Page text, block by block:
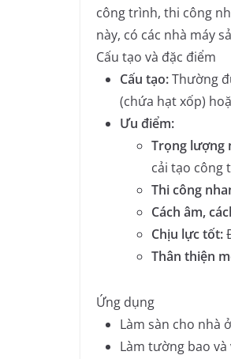
công trình, thi công
này, có các nhà máy
Cấu tạo và đặc điểm
Cấu tạo:Thường
(chứa hạt xốp)
Ưu điểm:
Trọng lượng
cải tạo công
Thi công
Cách âm,
Chịu lực tốt:
Thân thiện
Ứng dụng
Làm sàn cho nhà
Làm tường bao